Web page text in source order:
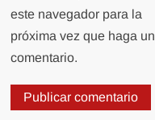
este navegador para la
próxima vez que haga un
comentario.